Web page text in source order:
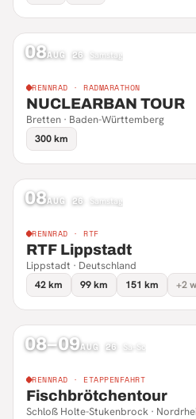
08AUG 26 Samstag
RENNRAD · RADMARATHON
NUCLEARBAN TOUR
Bretten · Baden-Württemberg
300 km
08AUG 26 Samstag
RENNRAD · RTF
RTF Lippstadt
Lippstadt · Deutschland
42 km
99 km 151 km +2
08–09AUG 26 Sa–So
RENNRAD · ETAPPENFAHRT
Fischbrötchentour
Schloß Holte-Stukenbrock ·